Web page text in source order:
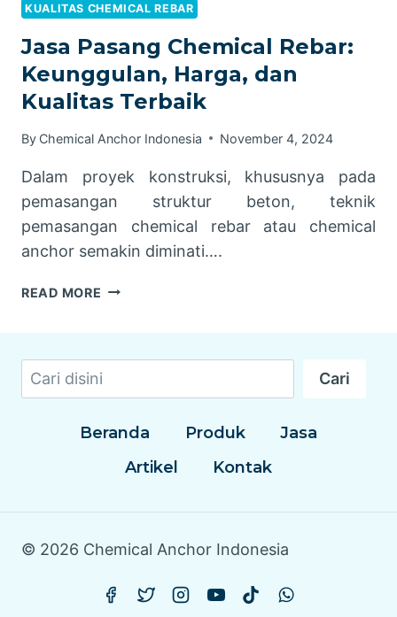
KUALITAS CHEMICAL REBAR
Jasa Pasang Chemical Rebar:
Keunggulan, Harga, dan
Kualitas Terbaik
By Chemical Anchor Indonesia November 4, 2024
Dalam proyek konstruksi, khususnya pada
pemasangan struktur beton, teknik
pemasangan chemical rebar atau chemical
anchor semakin diminati….
READ MORE JASA
KEUNGGULAN,
KUALITAS
Cari
Beranda Produk
Jasa
Artikel
Kontak
© 2026 Chemical Anchor Indonesia